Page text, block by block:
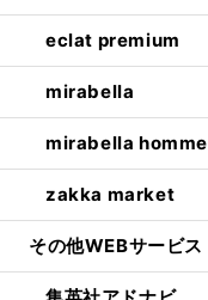
eclat premium
mirabella
mirabella homme
zakka market
その他WEBサービス